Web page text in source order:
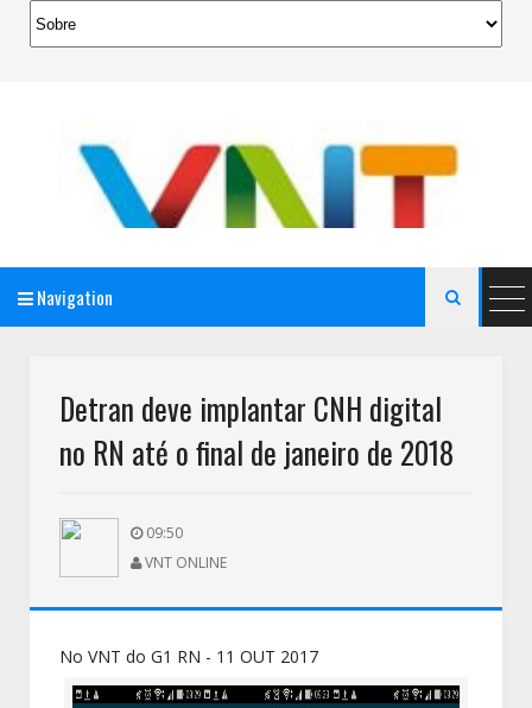
Navigation 
Detran deve implantar CNH digital
no RN até o final de janeiro de 2018
09:50
VNT ONLINE
No VNT do G1 RN - 11 OUT 2017